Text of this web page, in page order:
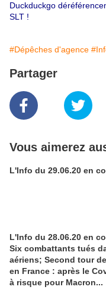
Duckduckgo
SLT !
#Dépêches d'agence
Partager
Vous aimerez
L'Info du 29.06.20 en
L'Info du 28.06.20 en
Six combattants tués
aériens; Second tour
en France : après le
à risque pour Macron...